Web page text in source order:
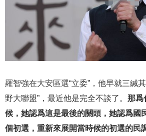
羅智強在大安區選“立委”，他早就三緘
野大聯盟”，最近他是完全不談了。 那爲
候，她認爲這是最後的關頭，她認爲國
個初選，重新來展開當時候的初選的民